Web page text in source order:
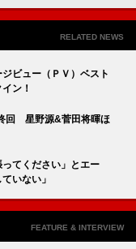
RELATED NEWS
ビュー（ＰＶ）ベスト
ン！
回 星野源&菅田将暉ほ
ってください」とエー
いない」
FEATURE & INTERVIEW